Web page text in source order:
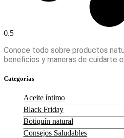
Conoce todo sobre productos
beneficios y maneras de cuidarte
Categorías
Aceite íntimo
Black Friday
Botiquín natural
Consejos Saludables